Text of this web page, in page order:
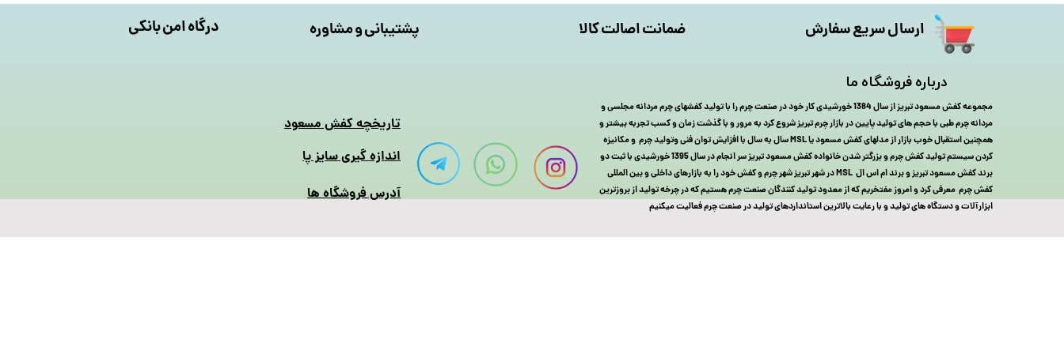
​تاریخچه کفش مسعود
اندازه گیری سایز پا
آدرس فروشگاه ها
درگاه امن بانکی پشتیبانی و مشاوره ضمانت اصالت کالا
درباره فروشگاه ما
مجموعه کفش مسعود تبریز از سال 1384 خورشیدی کار خود در صنعت چرم را با تولید کفشهای چرم مردانه مجلسی و
مردانه چرم طبی با حجم های تولید پایین در بازار چرم تبریز شروع کرد به مرور و با گذشت زمان و کسب تجربه بیشتر و
همچنین استقبال خوب بازار از مدلهای کفش مسعود یا MSL سال به سال با افزایش توان فنی وتولید چرم و مکانیزه
کردن سیستم تولید کفش چرم و بزرگتر شدن خانواده کفش مسعود تبریز سر انجام در سال 1395 خورشیدی با ثبت دو
برند کفش مسعود تبریز و برند ام اس ال MSL در شهر تبریز شهر چرم و کفش خود را به بازارهای داخلی و بین المللی
کفش چرم معرفی کرد و امروز مفتخریم که از معدود تولید کنندگان صنعت چرم هستیم که در چرخه تولید از بروزترین
ابزارآلات و دستگاه های تولید و با رعایت بالاترین استانداردهای تولید در صنعت چرم فعالیت میکنیم​​​​​​​
ارسال سریع سفارش